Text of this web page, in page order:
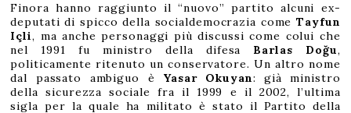
Finora hanno raggiunto il “nuovo” partito alcuni ex-
deputati di spicco della socialdemocrazia comeTayfun
Içli, ma anche personaggi più discussi come colui che
nel 1991 fu ministro della difesa Barlas Doğu,
politicamente ritenuto un conservatore. Un altro nome
dal passato ambiguo è Yasar Okuyan: già ministro
della sicurezza sociale fra il 1999 e il 2002, l’ultima
sigla per la quale ha militato è stato il Partito della